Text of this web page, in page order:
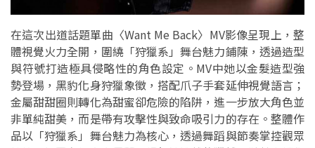
在這次出道話題單曲〈Want Me Back〉MV影像呈現上，整
體視覺火力全開，圍繞「狩獵系」舞台魅力鋪陳，透過造型
與符號打造極具侵略性的角色設定。MV中她以金髮造型強
勢登場，黑豹化身狩獵象徵，搭配爪子手套延伸視覺語言；
金屬甜甜圈則轉化為甜蜜卻危險的陷阱，進一步放大角色並
非單純甜美，而是帶有攻擊性與致命吸引力的存在。整體作
品以「狩獵系」舞台魅力為核心，透過舞蹈與節奏掌控觀眾